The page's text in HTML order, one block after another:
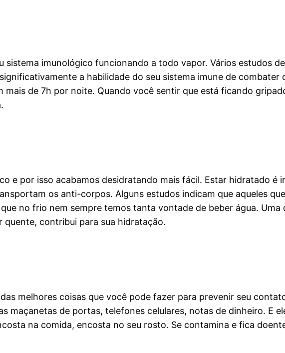
sistema imunológico funcionando a todo vapor. Vários estudos
a habilidade do seu sistema imune de combater
mais de 7h por noite. Quando você sentir que está ficando
e por isso acabamos desidratando mais fácil. Estar hidratado
os anti-corpos. Alguns estudos indicam que aqueles
no frio nem sempre temos tanta vontade de beber água.
contribui para sua hidratação.
melhores coisas que você pode fazer para prevenir seu
maçanetas de portas, telefones celulares, notas de dinheiro. E
na comida, encosta no seu rosto. Se contamina e fica